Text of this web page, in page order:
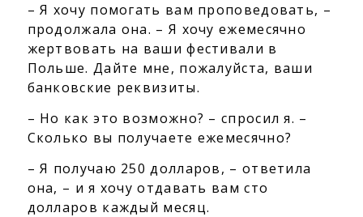
– Я хочу помогать вам проповедовать, –
продолжала она. – Я хочу ежемесячно
жертвовать на ваши фестивали в
Польше. Дайте мне, пожалуйста, ваши
банковские реквизиты.
– Но как это возможно? – спросил я. –
Сколько вы получаете ежемесячно?
– Я получаю 250 долларов, – ответила
она, – и я хочу отдавать вам сто
долларов каждый месяц.